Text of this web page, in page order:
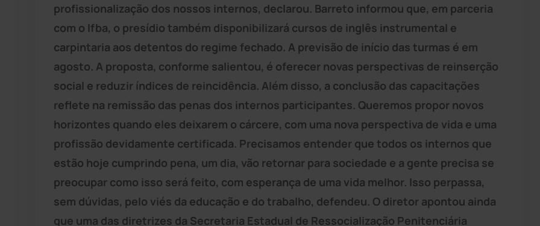
profissionalização dos nossos internos, declarou. Barreto informou que, em parceria
com o Ifba, o presídio também disponibilizará cursos de inglês instrumental e
carpintaria aos detentos do regime fechado. A previsão de início das turmas é em
agosto. A proposta, conforme salientou, é oferecer novas perspectivas de reinserção
social e reduzir índices de reincidência. Além disso, a conclusão das capacitações
reflete na remissão das penas dos internos participantes. Queremos propor novos
horizontes quando eles deixarem o cárcere, com uma nova perspectiva de vida e uma
profissão devidamente certificada. Precisamos entender que todos os internos que
estão hoje cumprindo pena, um dia, vão retornar para sociedade e a gente precisa se
preocupar como isso será feito, com esperança de uma vida melhor. Isso perpassa,
sem dúvidas, pelo viés da educação e do trabalho, defendeu. O diretor apontou ainda
que uma das diretrizes da Secretaria Estadual de Ressocialização Penitenciária